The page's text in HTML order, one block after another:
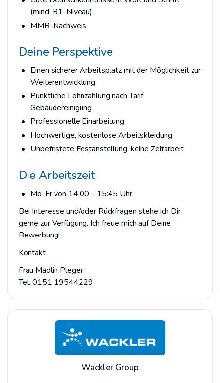
(mind. B1-Niveau)
MMR-Nachweis
Deine Perspektive
Einen sicherer Arbeitsplatz mit der Möglichkeit zur
Weiterentwicklung
Pünktliche Lohnzahlung nach Tarif
Gebäudereinigung
Professionelle Einarbeitung
Hochwertige, kostenlose Arbeitskleidung
Unbefristete Festanstellung, keine Zeitarbeit
Die Arbeitszeit
Mo-Fr von 14:00 - 15:45 Uhr
Bei Interesse und/oder Rückfragen stehe ich Dir
gerne zur Verfügung. Ich freue mich auf Deine
Bewerbung!
Kontakt
Frau Madlin Pleger
Tel. 0151 19544229
Wackler Group